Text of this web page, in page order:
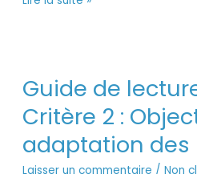
Guide de
Critère 2 :
adaptation des
Laisser un commentaire / Non
de
lecture
Qualiopi
–
Critère